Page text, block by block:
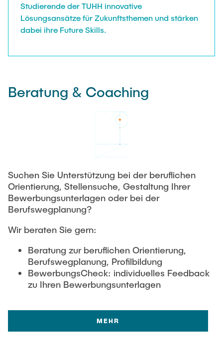
Studierende der TUHH innovative
Lösungsansätze für Zukunftsthemen und stärken
dabei ihre Future Skills.
Beratung & Coaching
Suchen Sie Unterstützung bei der beruflichen
Orientierung, Stellensuche, Gestaltung Ihrer
Bewerbungsunterlagen oder bei der
Berufswegplanung?
Wir beraten Sie gern:
Beratung zur beruflichen Orientierung,
Berufswegplanung, Profilbildung
BewerbungsCheck: individuelles Feedback
zu Ihren Bewerbungsunterlagen
MEHR